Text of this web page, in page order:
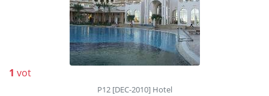
1 vot
P12 [DEC-2010] Hotel